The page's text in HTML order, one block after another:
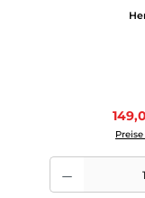
Produkt Anzahl: